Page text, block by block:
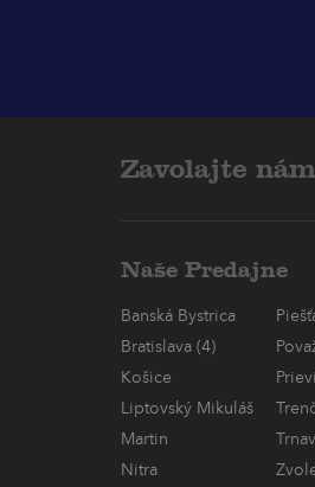
Zavolajte nám
Naše Predajne
Banská Bystrica
Bratislava (4)
Košice
Liptovský Mikuláš
Martin
Nitra